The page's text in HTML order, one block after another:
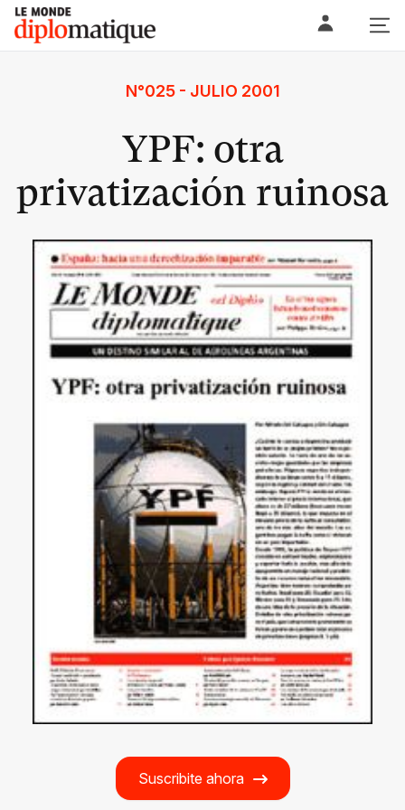
Skip
content
Le monde diplomatique
N°025 - JULIO 2001
YPF: otra
privatización ruinosa
Suscribite ahora